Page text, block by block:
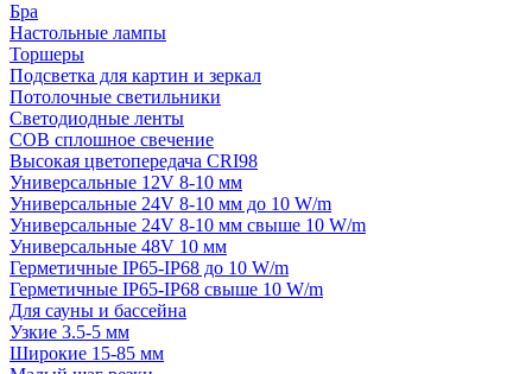
Бра
Настольные лампы
Торшеры
Подсветка для картин и зеркал
Потолочные светильники
Светодиодные ленты
COB сплошное свечение
Высокая цветопередача CRI98
Универсальные 12V 8-10 мм
Универсальные 24V 8-10 мм до 10 W/m
Универсальные 24V 8-10 мм свыше 10 W/m
Универсальные 48V 10 мм
Герметичные IP65-IP68 до 10 W/m
Герметичные IP65-IP68 свыше 10 W/m
Для сауны и бассейна
Узкие 3.5-5 мм
Широкие 15-85 мм